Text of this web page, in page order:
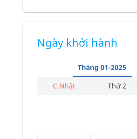
Ngày khởi hành
Tháng 01-2025
C.Nhật
Thứ 2